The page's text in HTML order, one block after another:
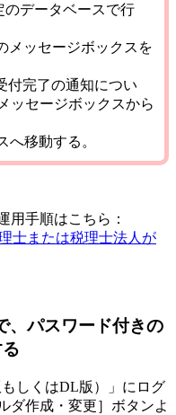
のデータベースで行
メッセージボックスを
付完了の通知につい
ッセージボックスから
移動する。
用手順はこちら：
士または税理士法人が
、パスワード付きの
しくはDL版）」にログ
ダ作成・変更］ボタンよ